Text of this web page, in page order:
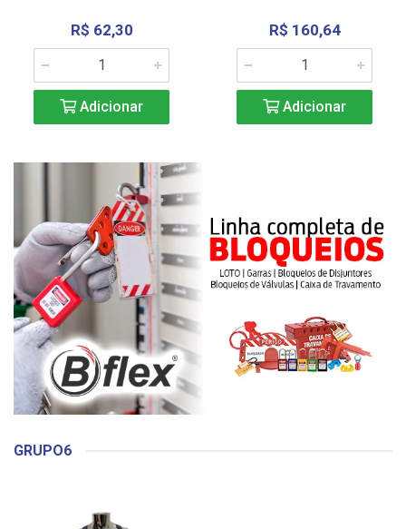
R$ 62,30
Adicionar
R$ 160,64
Adicionar
GRUPO6